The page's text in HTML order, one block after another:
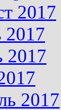
2017
2017